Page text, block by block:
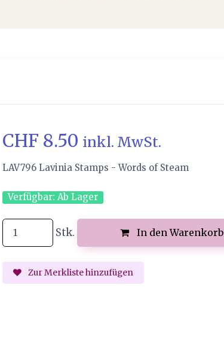
CHF 8.50 inkl. MwSt.
LAV796 Lavinia Stamps - Words of Steam
Verfügbar: Ab Lager
Stk. In den Warenkorb
Zur Merkliste hinzufügen